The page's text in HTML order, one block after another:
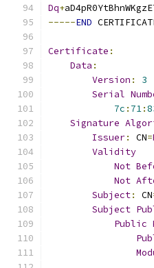
Dq+
-----END
Certificate :
Data :
Version : 3
Serial
7c : 71:
Signature
Issuer: CN=
Validity
Not
Not
Subject: CN
Subject
Public